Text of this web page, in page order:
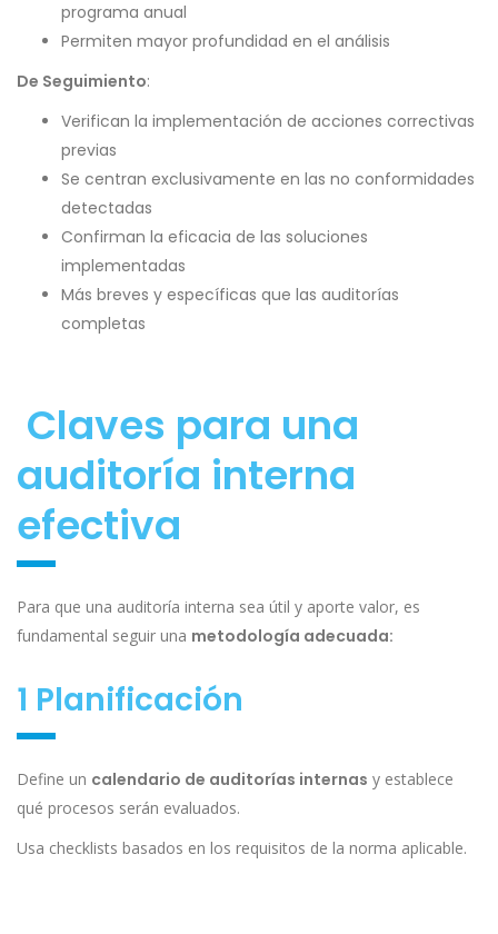
programa anual
Permiten mayor profundidad en el análisis
De Seguimiento:
Verifican la implementación de acciones correctivas
previas
Se centran exclusivamente en las no conformidades
detectadas
Confirman la eficacia de las soluciones
implementadas
Más breves y específicas que las auditorías
completas
Claves para una
auditoría interna
efectiva
Para que una auditoría interna sea útil y aporte valor, es
fundamental seguir una metodología adecuada:
1 Planificación
Define un calendario de auditorías internas y establece
qué procesos serán evaluados.
Usa checklists basados en los requisitos de la norma aplicable.